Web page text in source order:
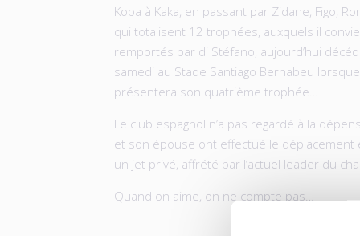
Kopa à Kaka, en passant par Zidane, Figo,
qui totalisent 12 trophées, auxquels il
remportés par di Stéfano, aujourd’hui
samedi au Stade Santiago Bernabeu
présentera son quatrième trophée…
Le club espagnol n’a pas regardé à la
et son épouse ont effectué le déplacement
un jet privé, affrété par l’actuel leader du
Quand on aime, on ne compte pas…